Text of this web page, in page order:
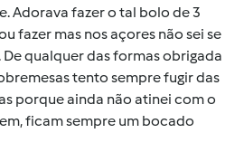
Adorava fazer o tal bolo de 3
fazer mas nos açores não sei se
qualquer das formas obrigada
tento sempre fugir das
porque ainda não atinei com o
ficam sempre um bocado